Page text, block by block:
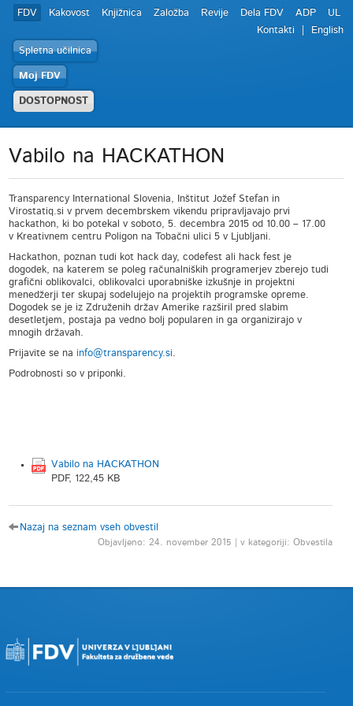
FDV Kakovost Knjižnica Založba Revije Dela FDV ADP
UL
Kontakti
English
Spletna učilnica
Moj FDV
DOSTOPNOST
Vabilo na HACKATHON
Transparency International Slovenia, Inštitut Jožef Stefan in
Virostatiq.si v prvem decembrskem vikendu pripravljavajo prvi
hackathon, ki bo potekal v soboto, 5. decembra 2015 od 10.00 – 17.00
v Kreativnem centru Poligon na Tobačni ulici 5 v Ljubljani.
Hackathon, poznan tudi kot hack day, codefest ali hack fest je
dogodek, na katerem se poleg računalniških programerjev zberejo tudi
grafični oblikovalci, oblikovalci uporabniške izkušnje in projektni
menedžerji ter skupaj sodelujejo na projektih programske opreme.
Dogodek se je iz Združenih držav Amerike razširil pred slabim
desetletjem, postaja pa vedno bolj popularen in ga organizirajo v
mnogih državah.
Prijavite se na info@transparency.si.
Podrobnosti so v priponki.
Vabilo na HACKATHON
PDF, 122,45 KB
Nazaj na seznam vseh obvestil
Objavljeno: 24. november 2015 | v kategoriji: Obvestila